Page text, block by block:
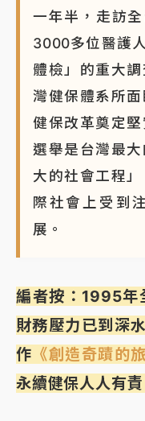
一年半，走訪
3000多位醫護
體檢」的重大
灣健保體系所
健保改革奠定
選舉是台灣最
大的社會工程
際社會上受到
展。
編者按：1995年
財務壓力已到深
作 《創造奇蹟的
永續健保人人有責